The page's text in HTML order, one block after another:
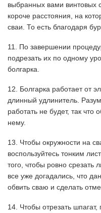
выбранных вами винтовых
короче расстояния, на
сваи. То есть благодаря
11. По завершении
подрезать их по одному
болгарка.
12. Болгарка работает от
длинный удлинитель.
работать не будет, так что
нему.
13. Чтобы окружности на
воспользуйтесь тонким
того, чтобы ровно срезать
все уже догадались, что
обвить сваю и сделать
14. Чтобы отрезать